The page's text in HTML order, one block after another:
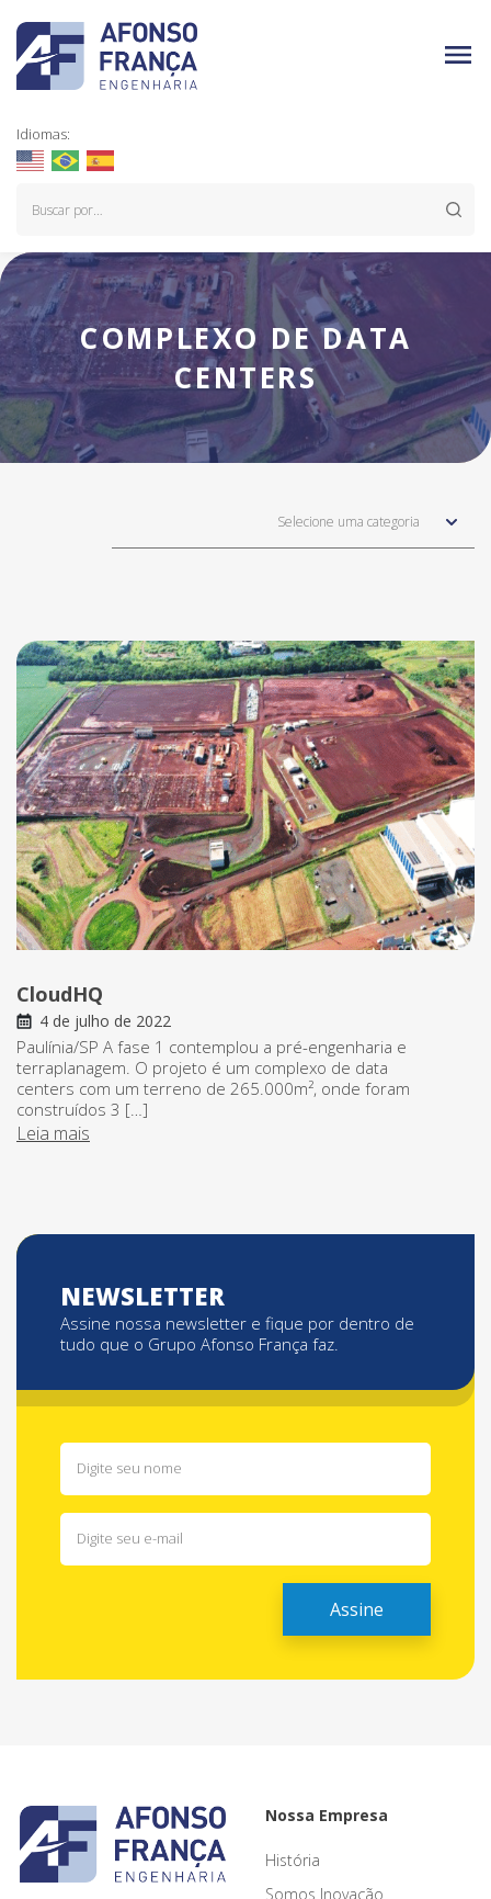
Idiomas:
COMPLEXO DE DATA
CENTERS
Selecione uma categoria
CloudHQ
4 de julho de 2022
Paulínia/SP A fase 1 contemplou a pré-engenharia e
terraplanagem. O projeto é um complexo de data
centers com um terreno de 265.000m², onde foram
construídos 3 […]
Leia mais
NEWSLETTER
Assine nossa newsletter e fique por dentro de
tudo que o Grupo Afonso França faz.
Nossa Empresa
História
Somos Inovação